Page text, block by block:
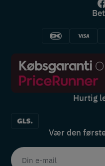
Hurtig
Vær den